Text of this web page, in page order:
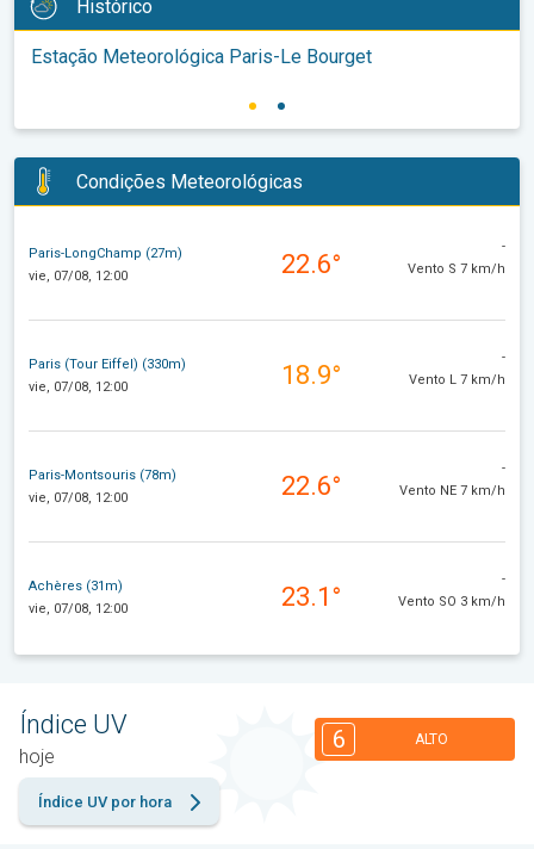
Histórico
Estação Meteorológica Paris-Le Bourget
Condições Meteorológicas
Paris-LongChamp (27m)
vie, 07/08, 12:00
22.6°
-
Vento S 7 km/h
Paris (Tour Eiffel) (330m)
vie, 07/08, 12:00
18.9°
-
Vento L 7 km/h
Paris-Montsouris (78m)
vie, 07/08, 12:00
22.6°
-
Vento NE 7 km/h
Achères (31m)
vie, 07/08, 12:00
23.1°
-
Vento SO 3 km/h
Índice UV
hoje
6 ALTO
Índice UV por hora